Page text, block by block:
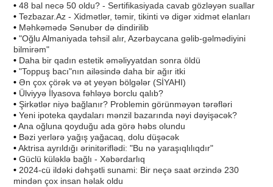
• 48 bal necə 50 oldu? - Sertifikasiyada cavab gözləyən suallar
• Tezbazar.Az - Xidmətlər, təmir, tikinti və digər xidmət elanları
• Məhkəmədə Sənubər də dindirilib
• "Oğlu Almaniyada təhsil alır, Azərbaycana gəlib-gəlmədiyini
bilmirəm"
• Daha bir qadın estetik əməliyyatdan sonra öldü
• "Toppuş bacı"nın ailəsində daha bir ağır itki
• Ən çox çörək və ət yeyən bölgələr (SİYAHI)
• Ülviyyə İlyasova fəhləyə borclu qalıb?
• Şirkətlər niyə bağlanır? Problemin görünməyən tərəfləri
• Yeni ipoteka qaydaları mənzil bazarında nəyi dəyişəcək?
•Ana oğluna qoyduğu ada görə həbs olundu
• Bəzi yerlərə yağış yağacaq, dolu düşəcək
•Aktrisa ayrıldığı ərinitəriflədi: "Bu nə yaraşıqlılıqdır"
• Güclü küləklə bağlı - Xəbərdarlıq
• 2024-cü ildəki dəhşətli sunami: Bir neçə saat ərzində 230
mindən çox insan həlak oldu